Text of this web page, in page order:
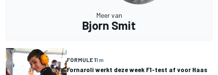
Meer van
Bjorn Smit
FORMULE 11 m
Fornaroli werkt deze week F1-test af voor Haas